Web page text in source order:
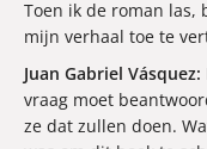
Toen ik de roman las,
mijn verhaal toe te
Juan Gabriel Vásquez:
vraag moet
ze dat zullen doen.